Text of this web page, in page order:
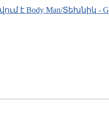
է Body Man/Տեխնիկ -